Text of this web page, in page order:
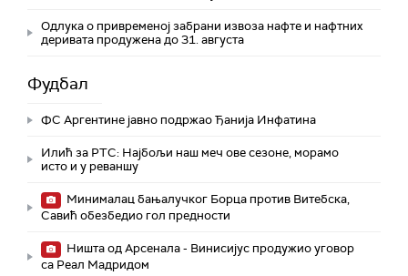
Одлука о привременој забрани извоза нафте и нафтних
деривата продужена до 31. августа
Фудбал
ФС Аргентине јавно подржао Ђанија Инфатина
Илић за РТС: Најбољи наш меч ове сезоне, морамо
исто и у реваншу
Минималац бањалучког Борца против Витебска,
Савић обезбедио гол предности
Ништа од Арсенала - Винисијус продужио уговор
са Реал Мадридом